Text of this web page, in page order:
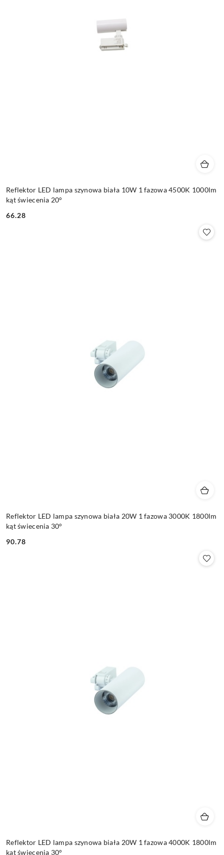
Reflektor LED lampa szynowa biała 10W 1 fazowa 4500K 1000lm
kąt świecenia 20°
Cena:
66.28
Reflektor LED lampa szynowa biała 20W 1 fazowa 3000K 1800lm
kąt świecenia 30°
Cena:
90.78
Reflektor LED lampa szynowa biała 20W 1 fazowa 4000K 1800lm
kąt świecenia 30°